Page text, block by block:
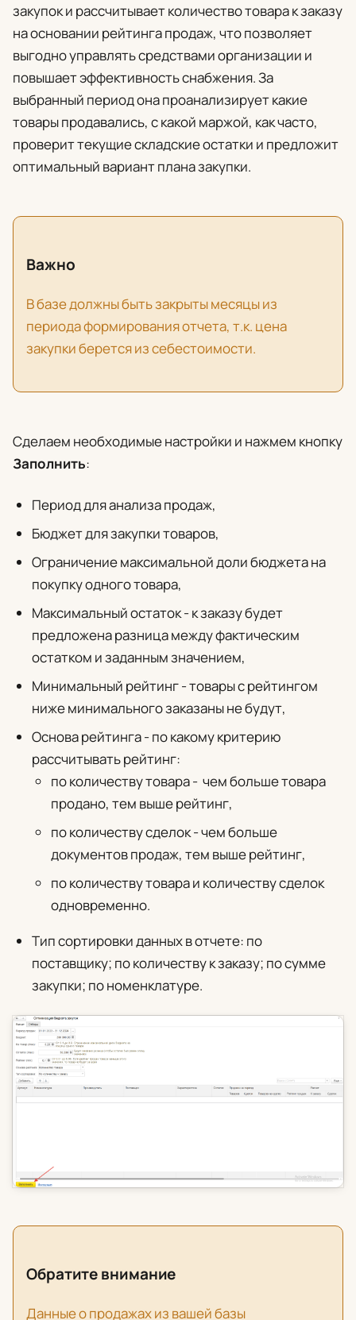
закупок и рассчитывает количество товара к заказу
на основании рейтинга продаж, что позволяет
выгодно управлять средствами организации и
повышает эффективность снабжения. За
выбранный период она проанализирует какие
товары продавались, с какой маржой, как часто,
проверит текущие складские остатки и предложит
оптимальный вариант плана закупки.
Важно
В базе должны быть закрыты месяцы из
периода формирования отчета, т.к. цена
закупки берется из себестоимости.
Сделаем необходимые настройки и нажмем кнопку
Заполнить:
Период для анализа продаж,
Бюджет для закупки товаров,
Ограничение максимальной доли бюджета на
покупку одного товара,
Максимальный остаток - к заказу будет
предложена разница между фактическим
остатком и заданным значением,
Минимальный рейтинг - товары с рейтингом
ниже минимального заказаны не будут,
Основа рейтинга - по какому критерию
рассчитывать рейтинг:
по количеству товара - чем больше товара
продано, тем выше рейтинг,
по количеству сделок - чем больше
документов продаж, тем выше рейтинг,
по количеству товара и количеству сделок
одновременно.
Тип сортировки данных в отчете: по
поставщику; по количеству к заказу; по сумме
закупки; по номенклатуре.
Обратите внимание
Данные о продажах из вашей базы